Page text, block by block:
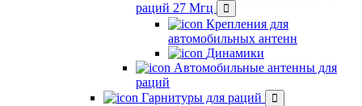
раций 27 Мгц
Крепления для
автомобильных антенн
Динамики
Автомобильные антенны для
раций
Гарнитуры для раций